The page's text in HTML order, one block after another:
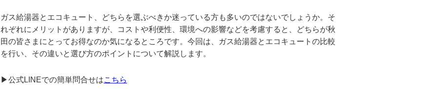
ガス給湯器とエコキュート、どちらを選ぶべきか迷っている方も多いのではないでしょうか。そ
れぞれにメリットがありますが、コストや利便性、環境への影響などを考慮すると、どちらが秋
田の皆さまにとってお得なのか気になるところです。今回は、ガス給湯器とエコキュートの比較
を行い、その違いと選び方のポイントについて解説します。
▶公式LINEでの簡単問合せはこちら